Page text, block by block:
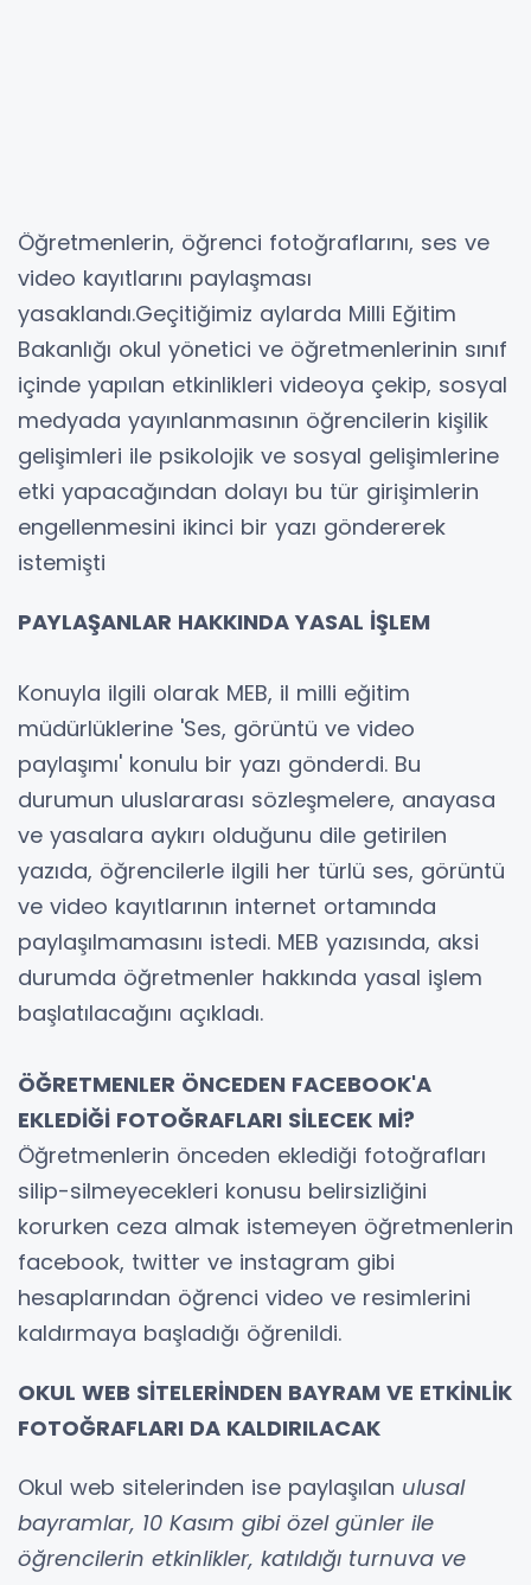
Öğretmenlerin, öğrenci fotoğraflarını, ses ve
video kayıtlarını paylaşması
yasaklandı.Geçitiğimiz aylarda Milli Eğitim
Bakanlığı okul yönetici ve öğretmenlerinin sınıf
içinde yapılan etkinlikleri videoya çekip, sosyal
medyada yayınlanmasının öğrencilerin kişilik
gelişimleri ile psikolojik ve sosyal gelişimlerine
etki yapacağından dolayı bu tür girişimlerin
engellenmesini ikinci bir yazı göndererek
istemişti
PAYLAŞANLAR HAKKINDA YASAL İŞLEM
Konuyla ilgili olarak MEB, il milli eğitim
müdürlüklerine 'Ses, görüntü ve video
paylaşımı' konulu bir yazı gönderdi. Bu
durumun uluslararası sözleşmelere, anayasa
ve yasalara aykırı olduğunu dile getirilen
yazıda, öğrencilerle ilgili her türlü ses, görüntü
ve video kayıtlarının internet ortamında
paylaşılmamasını istedi. MEB yazısında, aksi
durumda öğretmenler hakkında yasal işlem
başlatılacağını açıkladı.
ÖĞRETMENLER ÖNCEDEN FACEBOOK'A
EKLEDİĞİ FOTOĞRAFLARI SİLECEK Mİ?
Öğretmenlerin önceden eklediği fotoğrafları
silip-silmeyecekleri konusu belirsizliğini
korurken ceza almak istemeyen öğretmenlerin
facebook, twitter ve instagram gibi
hesaplarından öğrenci video ve resimlerini
kaldırmaya başladığı öğrenildi.
OKUL WEB SİTELERİNDEN BAYRAM VE ETKİNLİK
FOTOĞRAFLARI DA KALDIRILACAK
Okul web sitelerinden ise paylaşılan ulusal
bayramlar, 10 Kasım gibi özel günler ile
öğrencilerin etkinlikler, katıldığı turnuva ve